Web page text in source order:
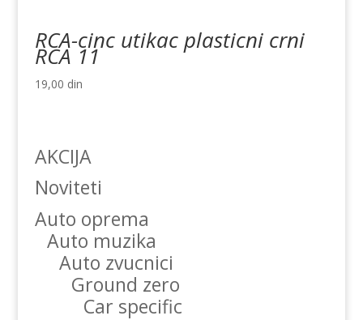
RCA-cinc utikac plasticni crni
RCA 11
19,00 din
AKCIJA
Noviteti
Auto oprema
Auto muzika
Auto zvucnici
Ground zero
Car specific